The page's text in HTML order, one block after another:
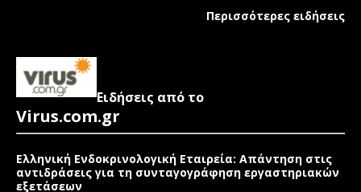
Περισσότερες ειδήσεις
Ειδήσεις από το
Virus.com.gr
Ελληνική Ενδοκρινολογική Εταιρεία: Απάντηση στις
αντιδράσεις για τη συνταγογράφηση εργαστηριακών
εξετάσεων